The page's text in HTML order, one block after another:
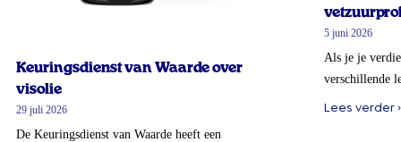
Keuringsdienst van Waarde over
visolie
29 juli 2026
De Keuringsdienst van Waarde heeft een
5 juni 2026
Als je je
verschillende
Lees verder ›